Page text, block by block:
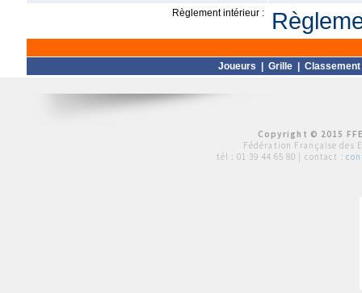
Règlement intérieur :
Joueurs Grille Classement
Copyright © 2015
Fédération Française des
tél : 01 39 44 65 80 | contact :